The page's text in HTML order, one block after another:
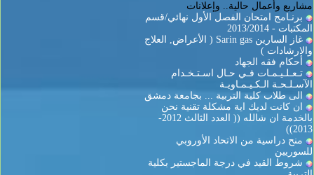
مشاريع وأعمال حالية.. وإعلانات
برنـامج امتحان الفصل الأول نهائي/قسم
المكتبات - 2013/2014
غاز السارين Sarin gas ( الأعراض, العلاج
والارشادات )
أحكام فقه الجهاد
تـعـلـيـمـات فـي حـال اسـتـخـدام
الآسـلـحـة الـكـيـمـاويـة
الى طلاب كلية التربية ... بجامعة دمشق
ان كانت لديك اية مشكلة تقنية نحن
بالخدمة ان شالله (( العدد الثالث 2012-
2013))
منح دراسية من الاتحاد الأوروبي
للسوريين
شروط القيد في درجة الماجستير بكلية